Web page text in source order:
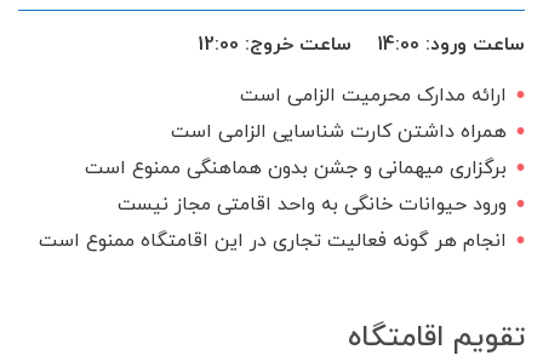
ساعت ورود: 14:00 ساعت خروج: 12:00
ارائه مدارک محرمیت الزامی است
همراه داشتن کارت شناسایی الزامی است
برگزاری میهمانی و جشن بدون هماهنگی ممنوع است
ورود حیوانات خانگی به واحد اقامتی مجاز نیست
انجام هر گونه فعالیت تجاری در این اقامتگاه ممنوع است
تقویم اقامتگاه